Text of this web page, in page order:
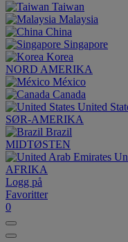
Taiwan
Malaysia
China
Singapore
Korea
NORD AMERIKA
México
Canada
United
SØR-AMERIKA
Brazil
MIDTØSTEN
AFRIKA
Logg på
Favoritter
0